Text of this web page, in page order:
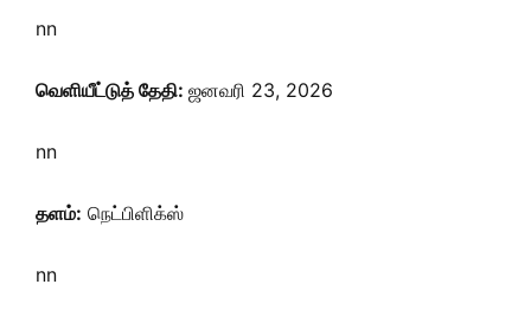
nn
வெளியீட்டுத் தேதி: ஜனவரி 23, 2026
nn
தளம்: நெட்பிளிக்ஸ்
nn